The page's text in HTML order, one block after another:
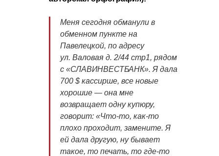
Меня сегодня обманули в
обменном пункте на
Павелецкой, по адресу
ул. Валовая д. 2/44 стр1, рядом
с «СЛАВИНВЕСТБАНК». Я дала
700 $ кассирше, все новые
хорошие — она мне
возвращает одну купюру,
говорит: «Что-то, как-то
плохо проходит, замените. Я
ей дала другую, ну бывает
такое, то печать, то где-то